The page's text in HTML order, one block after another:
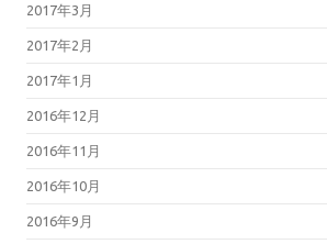
2017年3月
2017年2月
2017年1月
2016年12月
2016年11月
2016年10月
2016年9月